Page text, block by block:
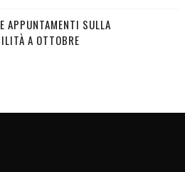
APPUNTAMENTI SULLA
A OTTOBRE